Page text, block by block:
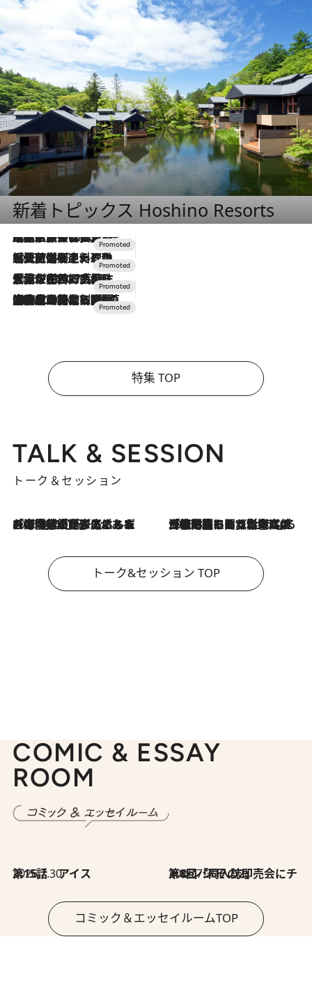
新着トピックス Hoshino Resorts
2026.7.31
【ホテル帰省】という選択肢をOMOが提案。家族とほどよい距離を保つには「昼は実家、夜は気兼ねなくホテルで！」
2026.7.24
【夏限定ディナーコース】旬を迎える稚鮎や花ズッキーニなどをイタリア・トスカーナの郷土料理の手法で満喫！
2026.7.17
「土佐和ハーブかき氷」がOMO7高知に登場！生姜、山椒、大葉など目にも舌にも涼を呼ぶ郷土の味
2026.7.10
NEW OPEN！【界 草津】名湯の地に誕生。趣の異なる2種の温泉と上州ならではの会席・蕎麦割烹など美食を味わう究極の癒やし旅
特集 TOP
TALK & SESSION
トーク＆セッション
2026.8.3
「今後値上げがあるとすれば…」「リスクがあるのは今年の冬」エネルギー専門家が語る、ホルムズ海峡封鎖が家庭にもたらす“ある心配” 2026.8.3
「住宅建てられない…」「サーチャージ料の高値が続いている」ホルムズ海峡封鎖による影響はいつまで続く？《エネルギー専門家に聞く“どうなる日本の暮らし”》
トーク&セッション TOP
COMIC & ESSAY
ROOM
2026.7.30
第15話 アイス 2026.7.30
第8回「同人誌即売会にチャレンジ その2」
コミック＆エッセイルームTOP